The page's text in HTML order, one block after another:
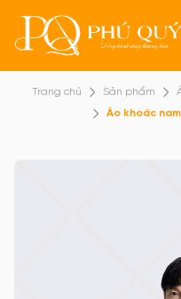
Trang chủ Sản phẩm
Áo khoác